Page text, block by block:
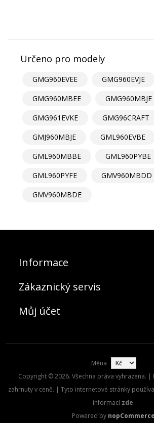
Určeno pro modely
GMG960EVEE
GMG960EVJE
GMG960MBEE
GMG960MBJE
GMG961EVKE
GMG96CRAFT
GMJ960MBJE
GML960EVBE
GML960MBBE
GML960PYBE
GML960PYFE
GMV960MBDD
GMV960MBDE
Informace
Zákaznický servis
Můj účet
Měna
Copyright © 2026. Všechna práva vyhrazena. |
zahrnuty v ceně. | Tyto internetové stránky
informací zde.
Powered by nopCommerce